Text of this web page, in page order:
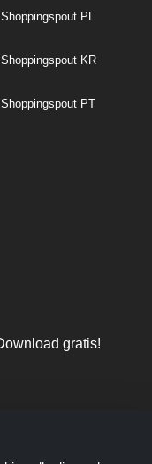
Shoppingspout PL
Shoppingspout KR
Shoppingspout PT
gratis!